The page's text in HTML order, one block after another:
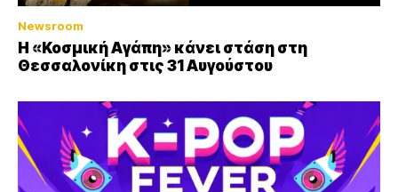
Newsroom
Η «Κοσμική Αγάπη» κάνει στάση στη
Θεσσαλονίκη στις 31 Αυγούστου